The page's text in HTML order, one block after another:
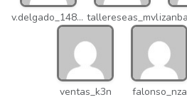
v.delgado_14821 tallereseas_mvl
ventas_k3n falonso_nza